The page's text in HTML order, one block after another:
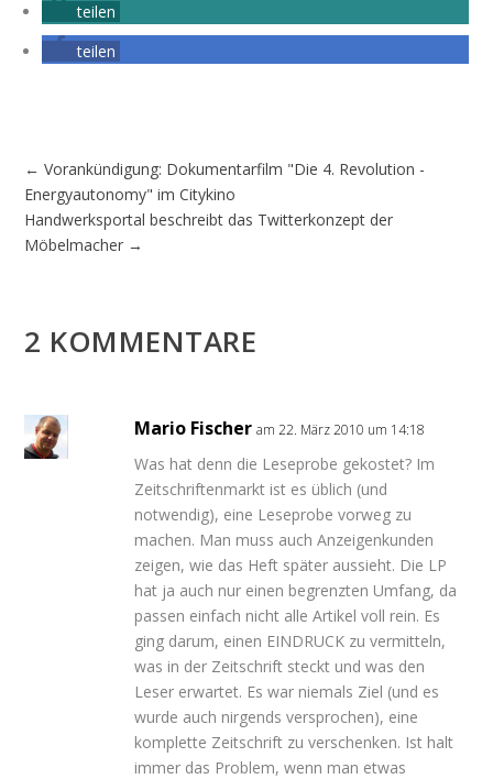
teilen
teilen
←Vorankündigung: Dokumentarfilm "Die 4. Revolution -
Energyautonomy" im Citykino
Handwerksportal beschreibt das Twitterkonzept der
Möbelmacher →
2 KOMMENTARE
Mario Fischer am 22. März 2010 um 14:18
Was hat denn die Leseprobe gekostet? Im
Zeitschriftenmarkt ist es üblich (und
notwendig), eine Leseprobe vorweg zu
machen. Man muss auch Anzeigenkunden
zeigen, wie das Heft später aussieht. Die LP
hat ja auch nur einen begrenzten Umfang, da
passen einfach nicht alle Artikel voll rein. Es
ging darum, einen EINDRUCK zu vermitteln,
was in der Zeitschrift steckt und was den
Leser erwartet. Es war niemals Ziel (und es
wurde auch nirgends versprochen), eine
komplette Zeitschrift zu verschenken. Ist halt
immer das Problem, wenn man etwas